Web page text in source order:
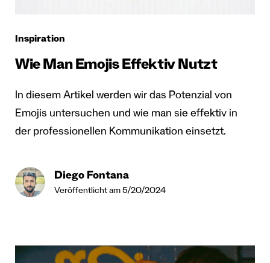
Inspiration
Wie Man Emojis Effektiv Nutzt
In diesem Artikel werden wir das Potenzial von
Emojis untersuchen und wie man sie effektiv in
der professionellen Kommunikation einsetzt.
Diego Fontana
Veröffentlicht am 5/20/2024